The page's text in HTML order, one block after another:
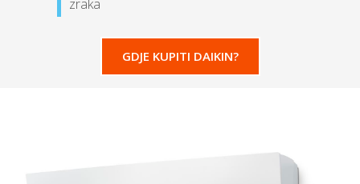
zraka
GDJE KUPITI DAIKIN?